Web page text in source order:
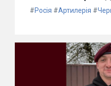
#Росія #Артилерія #